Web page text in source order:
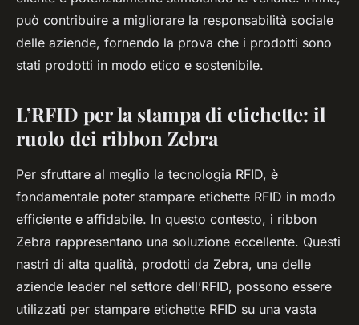
può contribuire a migliorare la responsabilità sociale
delle aziende, fornendo la prova che i prodotti sono
stati prodotti in modo etico e sostenibile.
L’RFID per la stampa di etichette: il
ruolo dei ribbon Zebra
Per sfruttare al meglio la tecnologia RFID, è
fondamentale poter stampare etichette RFID in modo
efficiente e affidabile. In questo contesto, i ribbon
Zebra rappresentano una soluzione eccellente. Questi
nastri di alta qualità, prodotti da Zebra, una delle
aziende leader nel settore dell’RFID, possono essere
utilizzati per stampare etichette RFID su una vasta